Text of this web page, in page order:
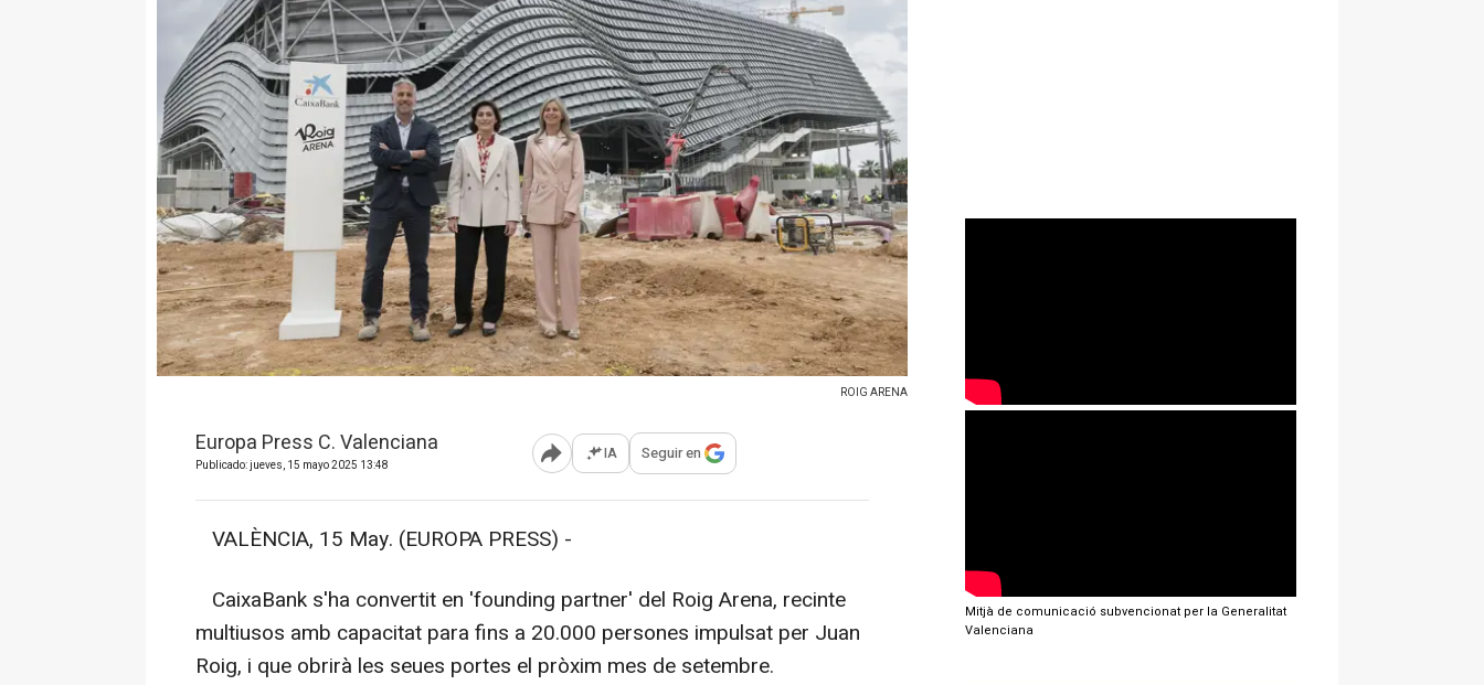
ROIG ARENA
Europa Press C. Valenciana
Publicado: jueves, 15 mayo 2025 13:48 Abrir opciones para compartir
IA Seguir en
VALÈNCIA, 15 May. (EUROPA PRESS) -
CaixaBank s'ha convertit en 'founding partner' del Roig Arena, recinte
multiusos amb capacitat para fins a 20.000 persones impulsat per Juan
Roig, i que obrirà les seues portes el pròxim mes de setembre.
Mitjà de comunicació subvencionat per la Generalitat
Valenciana